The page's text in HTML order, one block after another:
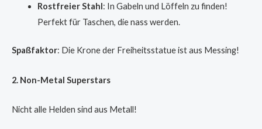
Rostfreier Stahl: In Gabeln und Löffeln zu finden!
Perfekt für Taschen, die nass werden.
Spaßfaktor: Die Krone der Freiheitsstatue ist aus Messing!
2. Non-Metal Superstars
Nicht alle Helden sind aus Metall!